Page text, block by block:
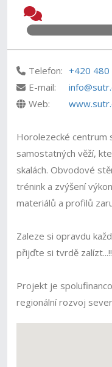
Telefon: +420
E-mail:
Web:
Horolezecké centrum
samostatných věží,
skalách. Obvodové
trénink a zvýšení
materiálů a profilů
Zaleze si opravdu
přijďte si tvrdě
Projekt je
regionální rozvoj